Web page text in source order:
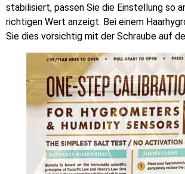
stabilisiert, passen Sie die Einstellung so
richtigen Wert anzeigt. Bei einem
Sie dies vorsichtig mit der Schraube auf